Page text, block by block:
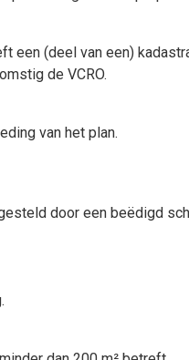
een (deel van een)
de VCRO.
van het plan.
door een beëdigd